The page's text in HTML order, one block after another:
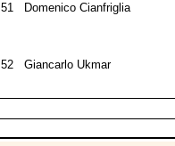
51 Domenico Cianfriglia
52 Giancarlo Ukmar